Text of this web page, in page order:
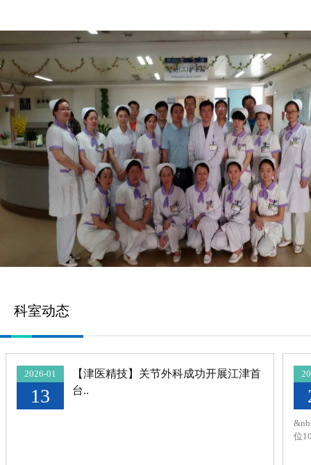
科室动态
2026-01
13
【津医精技】关节外科成功开展江津首
台..
位